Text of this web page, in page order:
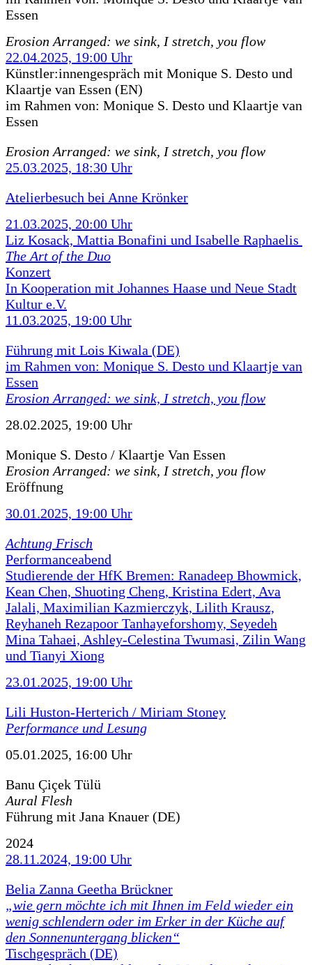
Essen
Erosion Arranged: we sink, I stretch, you flow
22.04.2025, 19:00 Uhr
Künstler:innengespräch mit Monique S. Desto und
Klaartje van Essen (EN)
im Rahmen von: Monique S. Desto und Klaartje van
Essen
Erosion Arranged: we sink, I stretch, you flow
25.03.2025, 18:30 Uhr
Atelierbesuch bei Anne Krönker
21.03.2025, 20:00 Uhr
Liz Kosack, Mattia Bonafini und Isabelle Raphaelis
The Art of the Duo
Konzert
In Kooperation mit Johannes Haase und Neue Stadt
Kultur e.V.
11.03.2025, 19:00 Uhr
Führung mit Lois Kiwala (DE)
im Rahmen von: Monique S. Desto und Klaartje van
Essen
Erosion Arranged: we sink, I stretch, you flow
28.02.2025, 19:00 Uhr
Monique S. Desto / Klaartje Van Essen
Erosion Arranged: we sink, I stretch, you flow
Eröffnung
30.01.2025, 19:00 Uhr
Achtung Frisch
Performanceabend
Studierende der HfK Bremen: Ranadeep Bhowmick,
Kean Chen, Shuoting Cheng, Kristina Edert, Ava
Jalali, Maximilian Kazmierczyk, Lilith Krausz,
Reyhaneh Rezapoor Tanhayeforshomy, Seyedeh
Mina Tahaei, Ashley-Celestina Twumasi, Zilin Wang
und Tianyi Xiong
23.01.2025, 19:00 Uhr
Lili Huston-Herterich / Miriam Stoney
Performance und Lesung
05.01.2025, 16:00 Uhr
Banu Çiçek Tülü
Aural Flesh
Führung mit Jana Knauer (DE)
2024
28.11.2024, 19:00 Uhr
Belia Zanna Geetha Brückner
„wie gern möchte ich mit Ihnen im Feld wieder ein
wenig schlendern oder im Erker in der Küche auf
den Sonnenuntergang blicken“
Tischgespräch (DE)